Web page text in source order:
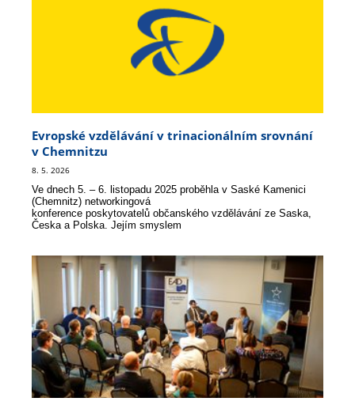
Evropské vzdělávání v trinacionálním srovnání
v Chemnitzu
8. 5. 2026
Ve dnech 5. – 6. listopadu 2025 proběhla v Saské Kamenici
(Chemnitz) networkingová
konference poskytovatelů občanského vzdělávání ze Saska,
Česka a Polska. Jejím smyslem
zejména po proběhnuvších parlamentních volbách v Německu
a Česku, resp. prezidentských
volbách v Polsku, které v roce 2025 proběhly.